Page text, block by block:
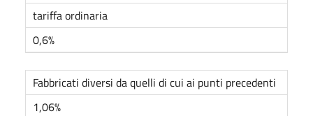
tariffa ordinaria
0,6%
Fabbricati diversi da quelli di cui ai punti precedenti
1,06%